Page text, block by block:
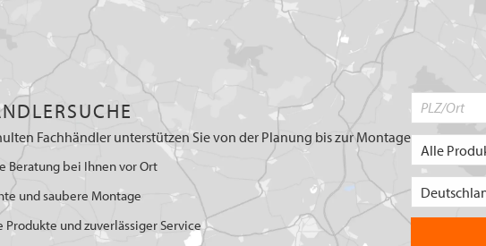
Fachhändler unterstützen Sie von der Planung bis zur Montage
Beratung bei Ihnen vor Ort
und saubere Montage
Produkte und zuverlässiger Service